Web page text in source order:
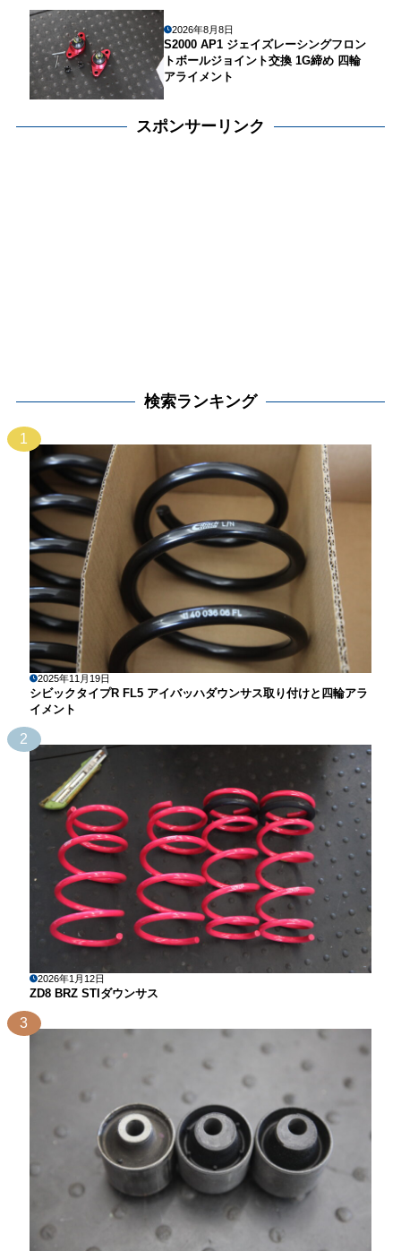
2026年8月8日
S2000 AP1 ジェイズレーシングフロン
トボールジョイント交換 1G締め 四輪
アライメント
スポンサーリンク
検索ランキング
1
2025年11月19日
シビックタイプR FL5 アイバッハダウンサス取り付けと四輪アラ
イメント
2
2026年1月12日
ZD8 BRZ STIダウンサス
3